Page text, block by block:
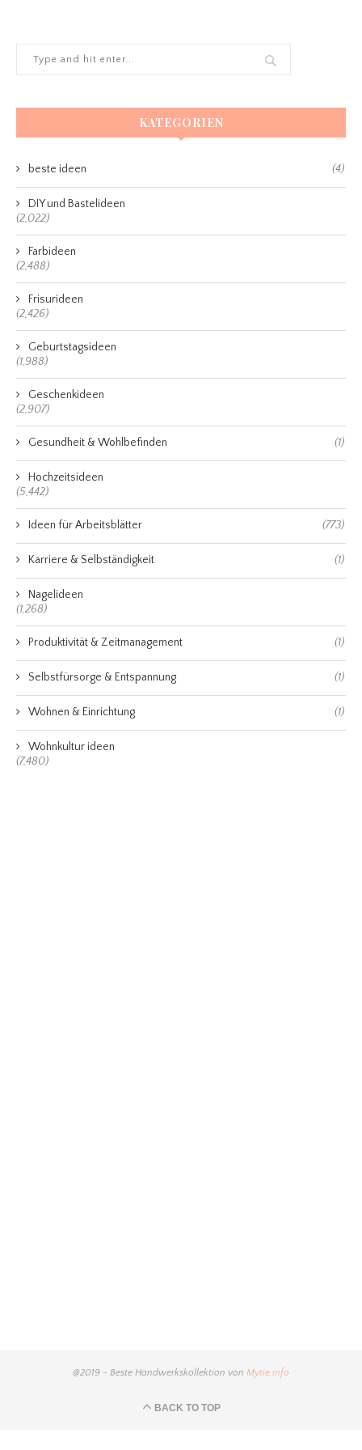
KATEGORIEN
beste ideen (4)
DIY und Bastelideen
(2,022)
Farbideen
(2,488)
Frisurideen
(2,426)
Geburtstagsideen
(1,988)
Geschenkideen
(2,907)
Gesundheit & Wohlbefinden (1)
Hochzeitsideen
(5,442)
Ideen für Arbeitsblätter (773)
Karriere & Selbständigkeit (1)
Nagelideen
(1,268)
Produktivität & Zeitmanagement (1)
Selbstfürsorge & Entspannung (1)
Wohnen & Einrichtung (1)
Wohnkultur ideen
(7,480)
@2019 - Beste Handwerkskollektion von Mytie.info
BACK TO TOP